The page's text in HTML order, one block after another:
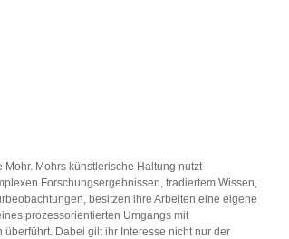
Mohrs künstlerische Haltung nutzt
Forschungsergebnissen, tradiertem Wissen,
besitzen ihre Arbeiten eine eigene
prozessorientierten Umgangs mit
Dabei gilt ihr Interesse nicht nur der